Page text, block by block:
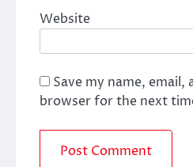
Website
Save my name, email,
browser for the next